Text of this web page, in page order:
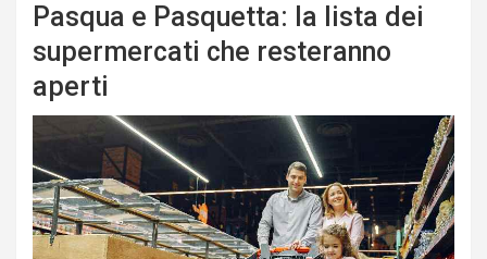
Pasqua e Pasquetta: la lista dei
supermercati che resteranno
aperti